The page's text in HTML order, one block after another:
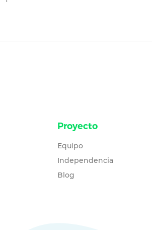
Proyecto
Equipo
Independencia
Blog